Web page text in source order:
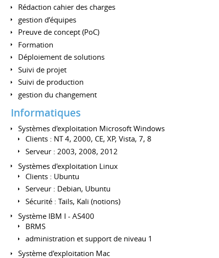
Rédaction cahier des charges
gestion d’équipes
Preuve de concept (PoC)
Formation
Déploiement de solutions
Suivi de projet
Suivi de production
gestion du changement
Informatiques
Systèmes d'exploitation Microsoft Windows
Clients : NT 4, 2000, CE, XP, Vista, 7, 8
Serveur : 2003, 2008, 2012
Systèmes d'exploitation Linux
Clients : Ubuntu
Serveur : Debian, Ubuntu
Sécurité : Tails, Kali (notions)
Système IBM I - AS400
BRMS
administration et support de niveau 1
Système d'exploitation Mac